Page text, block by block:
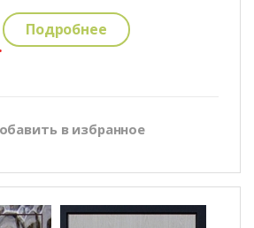
Подробнее
в избранное